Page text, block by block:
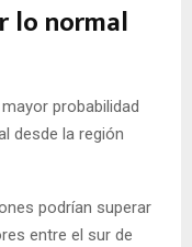
lo normal
probabilidad
desde la región
podrían superar
entre el sur de